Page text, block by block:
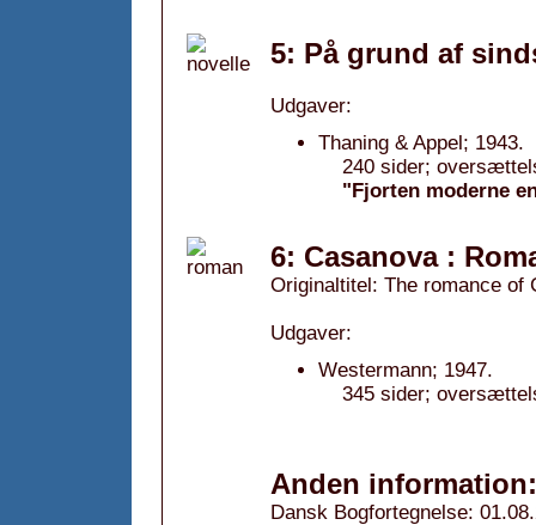
5: På grund af
Udgaver:
Thaning & Appel; 1943.
240 sider;
"Fjorten moderne
6: Casanova :
Originaltitel: The romance of
Udgaver:
Westermann; 1947.
345 sider;
Anden information:
Dansk Bogfortegnelse: